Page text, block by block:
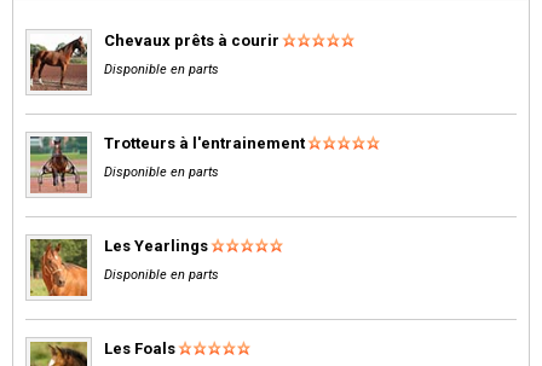
Chevaux prêts à courir
Disponible en parts
Trotteurs à l'entrainement
Disponible en parts
Les Yearlings
Disponible en parts
Les Foals